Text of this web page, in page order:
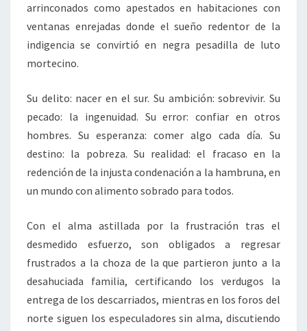
arrinconados como apestados en habitaciones con
ventanas enrejadas donde el sueño redentor de la
indigencia se convirtió en negra pesadilla de luto
mortecino.
Su delito: nacer en el sur. Su ambición: sobrevivir. Su
pecado: la ingenuidad. Su error: confiar en otros
hombres. Su esperanza: comer algo cada día. Su
destino: la pobreza. Su realidad: el fracaso en la
redención de la injusta condenación a la hambruna, en
un mundo con alimento sobrado para todos.
Con el alma astillada por la frustración tras el
desmedido esfuerzo, son obligados a regresar
frustrados a la choza de la que partieron junto a la
desahuciada familia, certificando los verdugos la
entrega de los descarriados, mientras en los foros del
norte siguen los especuladores sin alma, discutiendo